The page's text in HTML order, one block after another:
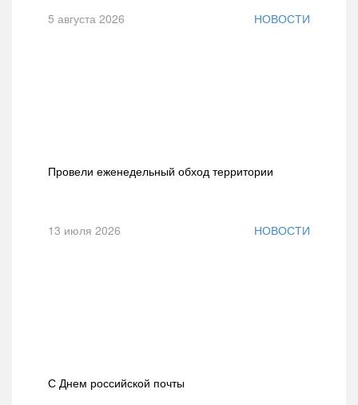
5 августа 2026 НОВОСТИ
Провели еженедельный обход территории
13 июля 2026 НОВОСТИ
С Днем российской почты